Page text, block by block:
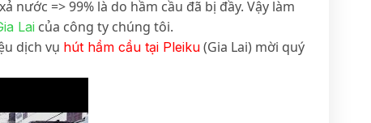
=> 99% là do hầm cầu đã bị đầy. Vậy làm
Lai của công ty chúng tôi.
dịch vụ hút hầm cầu tại Pleiku (Gia Lai) mời quý